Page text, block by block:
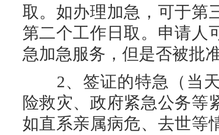
取。如办理加急，可于第
第二个工作日取。申请人
急加急服务，但是否被批
2、签证的特急（当天
险救灾、政府紧急公务等
如直系亲属病危、去世等